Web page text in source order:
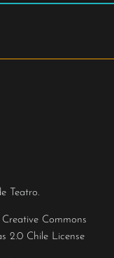
Teatro.
Creative Commons
2.0 Chile License